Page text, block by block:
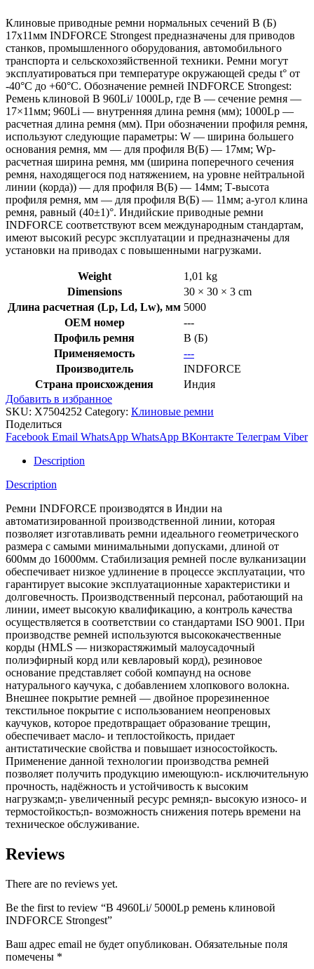
Клиновые приводные ремни нормальных сечений B (Б)
17х11мм INDFORCE Strongest предназначены для приводов
станков, промышленного оборудования, автомобильного
транспорта и сельскохозяйственной техники. Ремни могут
эксплуатироваться при температуре окружающей среды t° от
-40°С до +60°С. Обозначение ремней INDFORCE Strongest:
Ремень клиновой B 960Li/ 1000Lp, где B — сечение ремня —
17×11мм; 960Li — внутренняя длина ремня (мм); 1000Lp —
расчетная длина ремня (мм). При обозначении профиля ремня,
используют следующие параметры: W — ширина большего
основания ремня, мм — для профиля B(Б) — 17мм; Wp-
расчетная ширина ремня, мм (ширина поперечного сечения
ремня, находящегося под натяжением, на уровне нейтральной
линии (корда)) — для профиля B(Б) — 14мм; Т-высота
профиля ремня, мм — для профиля B(Б) — 11мм; a-угол клина
ремня, равный (40±1)°. Индийские приводные ремни
INDFORCE соответствуют всем международным стандартам,
имеют высокий ресурс эксплуатации и предназначены для
установки на приводах с повышенными нагрузками.
Weight
1,01 kg
Dimensions
30 × 30 × 3 cm
Длина расчетная (Lp, Ld, Lw), мм 5000
OEM номер
---
Профиль ремня
B (Б)
Применяемость
---
Производитель
INDFORCE
Страна происхождения
Индия
Добавить в избранное
SKU: X7504252 Category: Клиновые ремни
Поделиться
Facebook Email WhatsApp WhatsApp ВКонтакте Телеграм Viber
Description
Description
Ремни INDFORCE производятся в Индии на
автоматизированной производственной линии, которая
позволяет изготавливать ремни идеального геометрического
размера с самыми минимальными допусками, длиной от
600мм до 16000мм. Стабилизация ремней после вулканизации
обеспечивает низкое удлинение в процессе эксплуатации, что
гарантирует высокие эксплуатационные характеристики и
долговечность. Производственный персонал, работающий на
линии, имеет высокую квалификацию, а контроль качества
осуществляется в соответствии со стандартами ISO 9001. При
производстве ремней используются высококачественные
корды (HMLS — низкорастяжимый малоусадочный
полиэфирный корд или кевларовый корд), резиновое
основание представляет собой компаунд на основе
натурального каучука, с добавлением хлопкового волокна.
Внешнее покрытие ремней — двойное прорезиненное
текстильное покрытие с использованием неопреновых
каучуков, которое предотвращает образование трещин,
обеспечивает масло- и теплостойкость, придает
антистатические свойства и повышает износостойкость.
Применение данной технологии производства ремней
позволяет получить продукцию имеющую:n- исключительную
прочность, надёжность и устойчивость к высоким
нагрузкам;n- увеличенный ресурс ремня;n- высокую износо- и
термостойкость;n- возможность снижения потерь времени на
техническое обслуживание.
Reviews
There are no reviews yet.
Be the first to review “B 4960Li/ 5000Lp ремень клиновой
INDFORCE Strongest”
Ваш адрес email не будет опубликован. Обязательные поля
помечены *